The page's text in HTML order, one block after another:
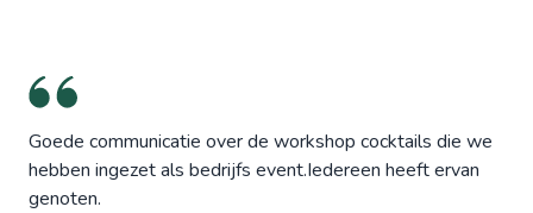
Goede communicatie over de workshop cocktails die we
hebben ingezet als bedrijfs event.Iedereen heeft ervan
genoten.